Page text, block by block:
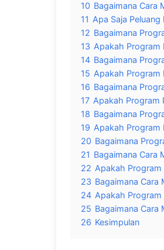
10 Bagaimana Cara
11 Apa Saja
12 Bagaimana
13 Apakah Program
14 Bagaimana
15 Apakah Program
16 Bagaimana
17 Apakah Program
18 Bagaimana
19 Apakah Program
20 Bagaimana
21 Bagaimana Cara
22 Apakah Program
23 Bagaimana Cara
24 Apakah Program
25 Bagaimana Cara
26 Kesimpulan